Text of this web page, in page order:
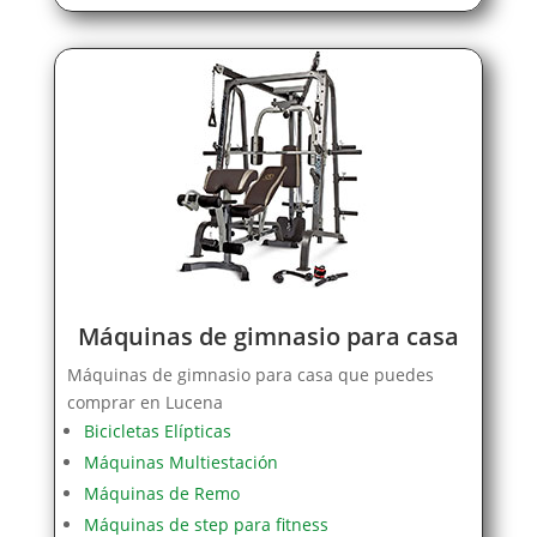
Máquinas de gimnasio para casa
Máquinas de gimnasio para casa que puedes
comprar en Lucena
Bicicletas Elípticas
Máquinas Multiestación
Máquinas de Remo
Máquinas de step para fitness